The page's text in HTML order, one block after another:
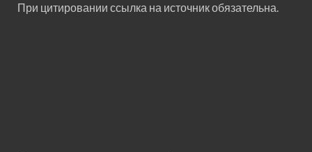
При цитировании ссылка на источник обязательна.